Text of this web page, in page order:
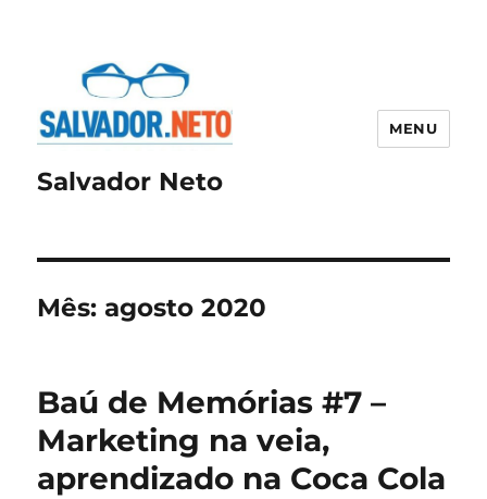
Salvador Neto
MENU
Mês:agosto 2020
Baú de Memórias #7 –
Marketing na veia,
aprendizado na Coca Cola